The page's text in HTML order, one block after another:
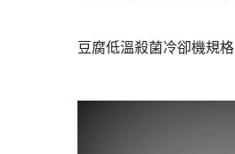
豆腐低溫殺菌冷卻機規格